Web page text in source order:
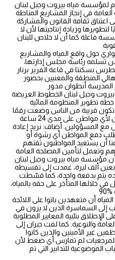
لمؤسسة مياه بيروت وجبل لبنان
في إنجاز المشاريع المناطة
اعتناق ثقافة القانون والمشاركة
وزيادة إنتاجيتها لأن لا
فاعلة كما أن لا خلاص للبنان
حول واقع المياه والمشاريع
تسلمه رئاسة مجلس إدارتها،
بسكنتا في قاعة الفرير برنار
المنطقة والمعنيين بحضور
المدرسة أنطوان مدور
وجبل لبنان الخطوط العريضة
خطة تطوير المنظومة المائية
قريبة من الناس وضعت رقمًا
للإتصال المباشر (1713) بحيث يمكن لأي مواطن على مدى 24 ساعة
مع المسؤولين. أضاف: نريد إعادة
تتطلب دفع المواطن أي رشوة أو
أن يستعيد المواطنون ثقتهم
وتعمل لتأمين المصلحة العامة
مؤسسة مياه بيروت وجبل لبنان
ألف ليرة، عمدت إلى تقسيطه
يتم بدفعة واحدة، كما قسّطت
خلالها المتأخر على حقه بالمياه،
أن متعهدين باتوا على اللائحة
إلى السماسرة الذين لا يرون في
الإطلاق بتلبية المعايير المطلوبة
والنوعية. كما لفت جبران إلى
غير الأمينين والذين كانوا
لم تمارس أي ضغط لأن
الموضوعية للتدابير التي تم